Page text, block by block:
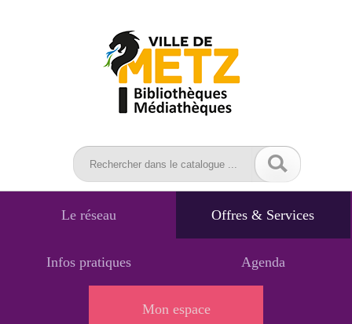
Le réseau Offres & Services
Infos pratiques Agenda
Mon espace